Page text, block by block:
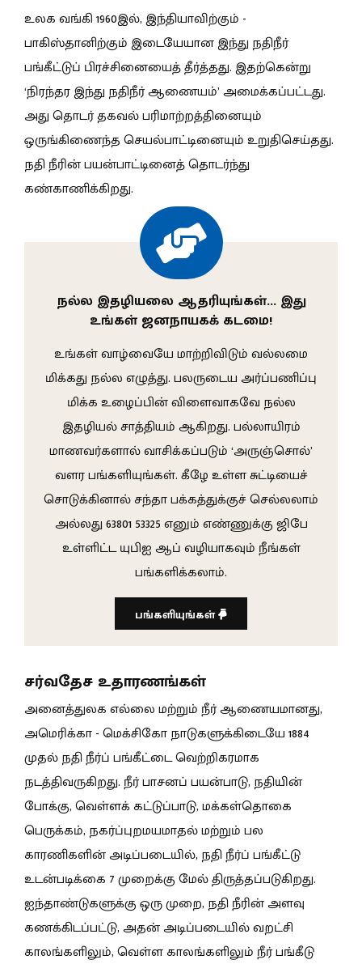
உலக வங்கி 1960இல், இந்தியாவிற்கும் -
பாகிஸ்தானிற்கும் இடையேயான இந்து நதிநீர்
பங்கீட்டுப் பிரச்சினையைத் தீர்த்தது. இதற்கென்று
‘நிரந்தர இந்து நதிநீர் ஆணையம்’ அமைக்கப்பட்டது.
அது தொடர் தகவல் பரிமாற்றத்தினையும்
ஒருங்கிணைந்த செயல்பாட்டினையும் உறுதிசெய்தது.
நதி நீரின் பயன்பாட்டினைத் தொடர்ந்து
கண்காணிக்கிறது.
நல்ல இதழியலை ஆதரியுங்கள்… இது
உங்கள் ஜனநாயகக் கடமை!
உங்கள் வாழ்வையே மாற்றிவிடும் வல்லமை
மிக்கது நல்ல எழுத்து. பலருடைய அர்ப்பணிப்பு
மிக்க உழைப்பின் விளைவாகவே நல்ல
இதழியல் சாத்தியம் ஆகிறது. பல்லாயிரம்
மாணவர்களால் வாசிக்கப்படும் ‘அருஞ்சொல்’
வளர பங்களியுங்கள். கீழே உள்ள சுட்டியைச்
சொடுக்கினால் சந்தா பக்கத்துக்குச் செல்லலாம்
அல்லது 63801 53325 எனும் எண்ணுக்கு ஜிபே
உள்ளிட்ட யுபிஐ ஆப் வழியாகவும் நீங்கள்
பங்களிக்கலாம்.
பங்களியுங்கள்
சர்வதேச உதாரணங்கள்
அனைத்துலக எல்லை மற்றும் நீர் ஆணையமானது,
அமெரிக்கா - மெக்சிகோ நாடுகளுக்கிடையே 1884
முதல் நதி நீர்ப் பங்கீட்டை வெற்றிகரமாக
நடத்திவருகிறது. நீர் பாசனப் பயன்பாடு, நதியின்
போக்கு, வெள்ளக் கட்டுப்பாடு, மக்கள்தொகை
பெருக்கம், நகர்ப்புறமயமாதல் மற்றும் பல
காரணிகளின் அடிப்படையில், நதி நீர்ப் பங்கீட்டு
உடன்படிக்கை 7 முறைக்கு மேல் திருத்தப்படுகிறது.
ஐந்தாண்டுகளுக்கு ஒரு முறை, நதி நீரின் அளவு
கணக்கிடப்பட்டு, அதன் அடிப்படையில் வறட்சி
காலங்களிலும், வெள்ள காலங்களிலும் நீர் பங்கீடு